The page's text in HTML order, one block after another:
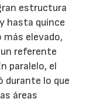
estructura
hasta quince
elevado,
referente
paralelo, el
lo que
áreas